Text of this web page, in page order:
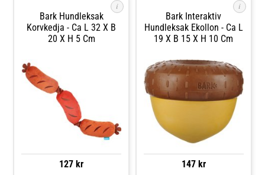
i
Bark Hundleksak
Korvkedja - Ca L 32 X B
20 X H 5 Cm
127 kr
i
Bark Interaktiv
Hundleksak Ekollon - Ca L
19 X B 15 X H 10 Cm
147 kr